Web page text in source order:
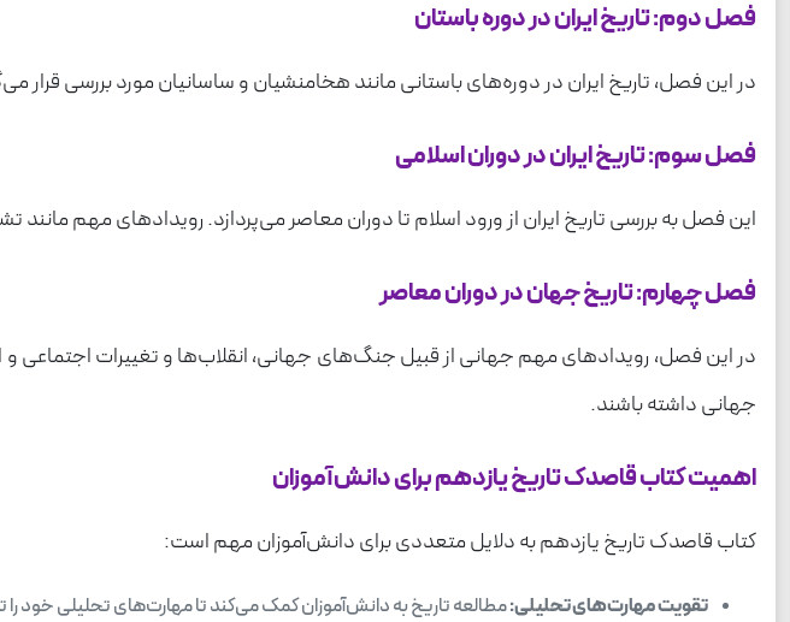
فصل دوم: تاریخ ایران در دوره باستان
در این فصل، تاریخ ایران در دوره‌های باستانی مانند هخامنشیان و ساسانیان مورد بررسی
فصل سوم: تاریخ ایران در دوران اسلامی
این فصل به بررسی تاریخ ایران از ورود اسلام تا دوران معاصر می‌پردازد. رویدادهای مهم
فصل چهارم: تاریخ جهان در دوران معاصر
در این فصل، رویدادهای مهم جهانی از قبیل جنگ‌های جهانی، انقلاب‌ها و تغییرات
جهانی داشته باشند.
اهمیت کتاب قاصدک تاریخ یازدهم برای دانش‌آموزان
کتاب قاصدک تاریخ یازدهم به دلایل متعددی برای دانش‌آموزان مهم است:
تقویت مهارت‌های تحلیلی:مطالعه تاریخ به دانش‌آموزان کمک می‌کند تا مهارت‌های تحلیلی خود را